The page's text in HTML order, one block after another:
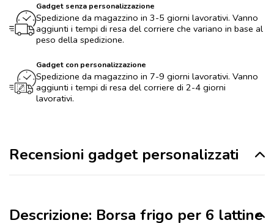
Gadget senza personalizzazione
Spedizione da magazzino in 3-5 giorni lavorativi. Vanno
aggiunti i tempi di resa del corriere che variano in base al
peso della spedizione.
Gadget con personalizzazione
Spedizione da magazzino in 7-9 giorni lavorativi. Vanno
aggiunti i tempi di resa del corriere di 2-4 giorni
lavorativi.
Recensioni gadget personalizzati
Descrizione: Borsa frigo per 6 lattine